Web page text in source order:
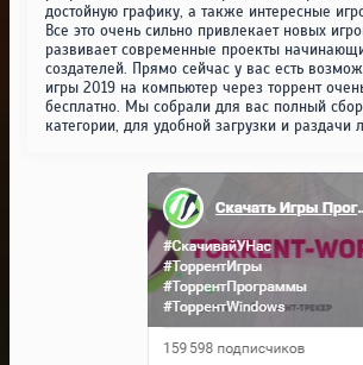
достойную графику, а также интересные
Все это очень сильно привлекает новых
развивает современные проекты
создателей. Прямо сейчас у вас есть
игры 2019 на компьютер через торрент
бесплатно. Мы собрали для вас полный
категории, для удобной загрузки и раздачи